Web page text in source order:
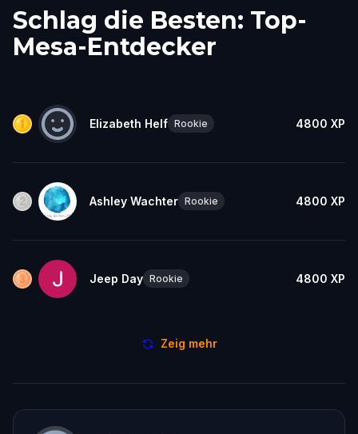
Schlag die Besten: Top-
Mesa-Entdecker
Elizabeth Helf Rookie 4800 XP
Ashley Wachter Rookie 4800 XP
Jeep Day Rookie 4800 XP
Zeig mehr